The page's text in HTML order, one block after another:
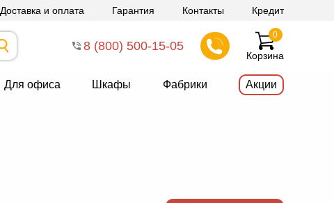
Доставка и оплата Гарантия Контакты Кредит
8 (800) 500-15-05
Корзина
0
Для офиса Шкафы Фабрики Акции